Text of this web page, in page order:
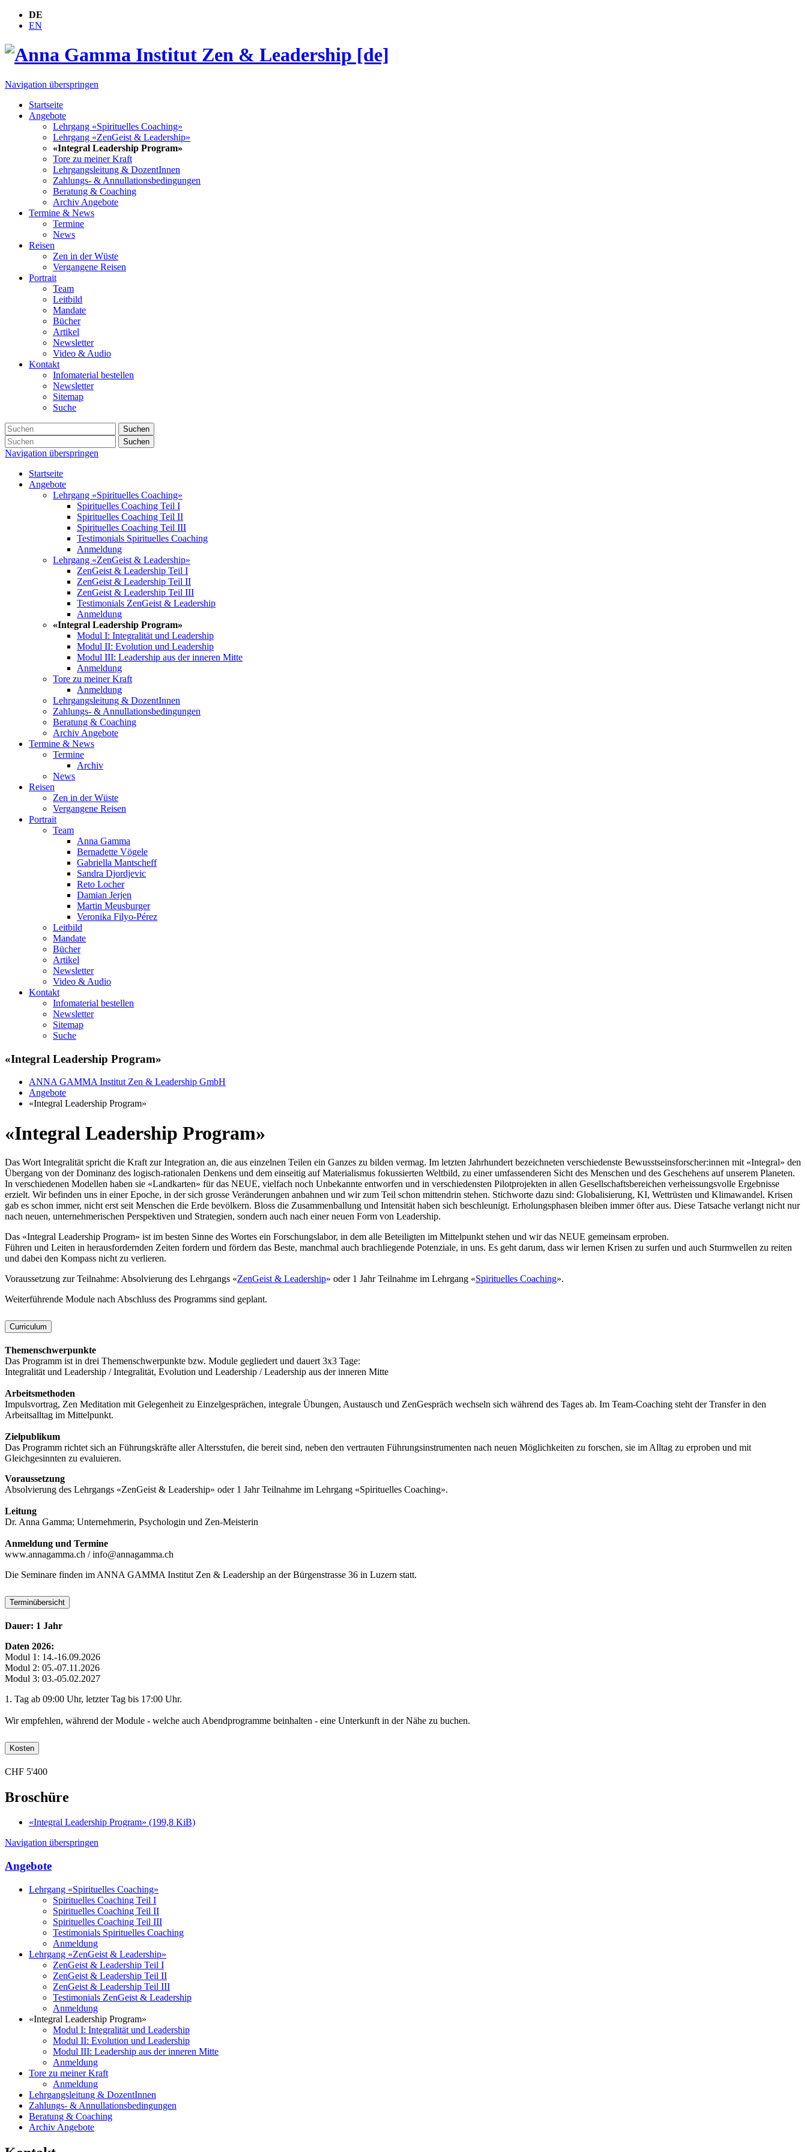
DE
EN
Navigation überspringen
Startseite
Angebote
Lehrgang «Spirituelles Coaching»
Lehrgang «ZenGeist & Leadership»
«Integral Leadership Program»
Tore zu meiner Kraft
Lehrgangsleitung & DozentInnen
Zahlungs- & Annullationsbedingungen
Beratung & Coaching
Archiv Angebote
Termine & News
Termine
News
Reisen
Zen in der Wüste
Vergangene Reisen
Portrait
Team
Leitbild
Mandate
Bücher
Artikel
Newsletter
Video & Audio
Kontakt
Infomaterial bestellen
Newsletter
Sitemap
Suche
Suchen
Suchen
Navigation überspringen
Startseite
Angebote
Lehrgang «Spirituelles Coaching»
Spirituelles Coaching Teil I
Spirituelles Coaching Teil II
Spirituelles Coaching Teil III
Testimonials Spirituelles Coaching
Anmeldung
Lehrgang «ZenGeist & Leadership»
ZenGeist & Leadership Teil I
ZenGeist & Leadership Teil II
ZenGeist & Leadership Teil III
Testimonials ZenGeist & Leadership
Anmeldung
«Integral Leadership Program»
Modul I: Integralität und Leadership
Modul II: Evolution und Leadership
Modul III: Leadership aus der inneren Mitte
Anmeldung
Tore zu meiner Kraft
Anmeldung
Lehrgangsleitung & DozentInnen
Zahlungs- & Annullationsbedingungen
Beratung & Coaching
Archiv Angebote
Termine & News
Termine
Archiv
News
Reisen
Zen in der Wüste
Vergangene Reisen
Portrait
Team
Anna Gamma
Bernadette Vögele
Gabriella Mantscheff
Sandra Djordjevic
Reto Locher
Damian Jerjen
Martin Meusburger
Veronika Filyo-Pérez
Leitbild
Mandate
Bücher
Artikel
Newsletter
Video & Audio
Kontakt
Infomaterial bestellen
Newsletter
Sitemap
Suche
«Integral Leadership Program»
ANNA GAMMA Institut Zen & Leadership GmbH
Angebote
«Integral Leadership Program»
«Integral Leadership Program»
Das Wort Integralität spricht die Kraft zur Integration an, die aus einzelnen Teilen ein Ganzes zu bilden vermag. Im letzten Jahrhundert bezeichneten verschiedenste Bewusstseinsforscher:innen mit «Integral» den
Übergang von der Dominanz des logisch-rationalen Denkens und dem einseitig auf Materialismus fokussierten Weltbild, zu einer umfassenderen Sicht des Menschen und des Geschehens auf unserem Planeten.
In verschiedenen Modellen haben sie «Landkarten» für das NEUE, vielfach noch Unbekannte entworfen und in verschiedensten Pilotprojekten in allen Gesellschaftsbereichen verheissungsvolle Ergebnisse
erzielt. Wir befinden uns in einer Epoche, in der sich grosse Veränderungen anbahnen und wir zum Teil schon mittendrin stehen. Stichworte dazu sind: Globalisierung, KI, Wettrüsten und Klimawandel. Krisen
gab es schon immer, nicht erst seit Menschen die Erde bevölkern. Bloss die Zusammenballung und Intensität haben sich beschleunigt. Erholungsphasen bleiben immer öfter aus. Diese Tatsache verlangt nicht nur
nach neuen, unternehmerischen Perspektiven und Strategien, sondern auch nach einer neuen Form von Leadership.
Das «Integral Leadership Program» ist im besten Sinne des Wortes ein Forschungslabor, in dem alle Beteiligten im Mittelpunkt stehen und wir das NEUE gemeinsam erproben.
Führen und Leiten in herausfordernden Zeiten fordern und fördern das Beste, manchmal auch brachliegende Potenziale, in uns. Es geht darum, dass wir lernen Krisen zu surfen und auch Sturmwellen zu reiten
und dabei den Kompass nicht zu verlieren.
Voraussetzung zur Teilnahme: Absolvierung des Lehrgangs «ZenGeist & Leadership» oder 1 Jahr Teilnahme im Lehrgang «Spirituelles Coaching».
Weiterführende Module nach Abschluss des Programms sind geplant.
Curriculum
Themenschwerpunkte
Das Programm ist in drei Themenschwerpunkte bzw. Module gegliedert und dauert 3x3 Tage:
Integralität und Leadership / Integralität, Evolution und Leadership / Leadership aus der inneren Mitte
Arbeitsmethoden
Impulsvortrag, Zen Meditation mit Gelegenheit zu Einzelgesprächen, integrale Übungen, Austausch und ZenGespräch wechseln sich während des Tages ab. Im Team-Coaching steht der Transfer in den
Arbeitsalltag im Mittelpunkt.
Zielpublikum
Das Programm richtet sich an Führungskräfte aller Altersstufen, die bereit sind, neben den vertrauten Führungsinstrumenten nach neuen Möglichkeiten zu forschen, sie im Alltag zu erproben und mit
Gleichgesinnten zu evaluieren.
Voraussetzung
Absolvierung des Lehrgangs «ZenGeist & Leadership» oder 1 Jahr Teilnahme im Lehrgang «Spirituelles Coaching».
Leitung
Dr. Anna Gamma; Unternehmerin, Psychologin und Zen-Meisterin
Anmeldung und Termine
www.annagamma.ch / info@annagamma.ch
Die Seminare finden im ANNA GAMMA Institut Zen & Leadership an der Bürgenstrasse 36 in Luzern statt.
Terminübersicht
Dauer: 1 Jahr
Daten 2026:
Modul 1: 14.-16.09.2026
Modul 2: 05.-07.11.2026
Modul 3: 03.-05.02.2027
1. Tag ab 09:00 Uhr, letzter Tag bis 17:00 Uhr.
Wir empfehlen, während der Module - welche auch Abendprogramme beinhalten - eine Unterkunft in der Nähe zu buchen.
Kosten
CHF 5'400
Broschüre
«Integral Leadership Program» (199,8 KiB)
Navigation überspringen
Angebote
Lehrgang «Spirituelles Coaching»
Spirituelles Coaching Teil I
Spirituelles Coaching Teil II
Spirituelles Coaching Teil III
Testimonials Spirituelles Coaching
Anmeldung
Lehrgang «ZenGeist & Leadership»
ZenGeist & Leadership Teil I
ZenGeist & Leadership Teil II
ZenGeist & Leadership Teil III
Testimonials ZenGeist & Leadership
Anmeldung
«Integral Leadership Program»
Modul I: Integralität und Leadership
Modul II: Evolution und Leadership
Modul III: Leadership aus der inneren Mitte
Anmeldung
Tore zu meiner Kraft
Anmeldung
Lehrgangsleitung & DozentInnen
Zahlungs- & Annullationsbedingungen
Beratung & Coaching
Archiv Angebote